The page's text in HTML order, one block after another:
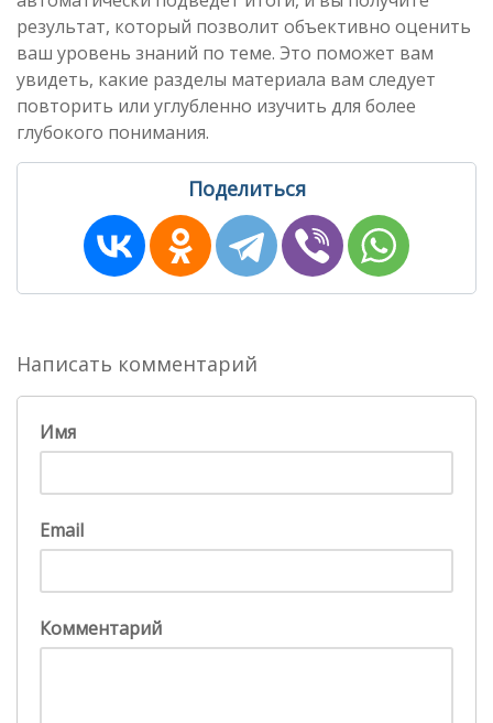
результат, который позволит объективно оценить
ваш уровень знаний по теме. Это поможет вам
увидеть, какие разделы материала вам следует
повторить или углубленно изучить для более
глубокого понимания.
Поделиться
Написать комментарий
Имя
Email
Комментарий